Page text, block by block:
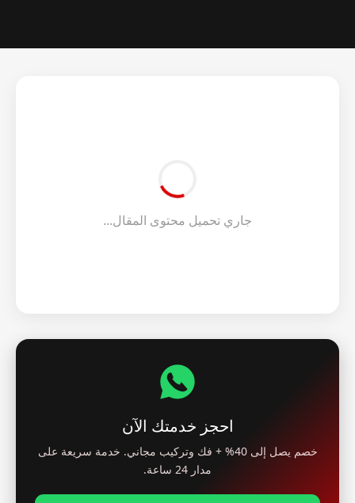
جاري تحميل محتوى المقال...
احجز خدمتك الآن
خصم يصل إلى 40% + فك وتركيب مجاني. خدمة سريعة على
مدار 24 ساعة.